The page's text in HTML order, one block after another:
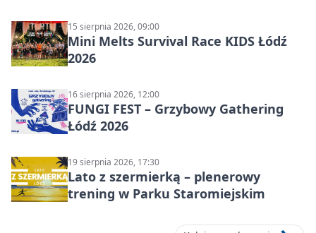
15 sierpnia 2026, 09:00
Mini Melts Survival Race KIDS Łódź
2026
16 sierpnia 2026, 12:00
FUNGI FEST – Grzybowy Gathering
Łódź 2026
19 sierpnia 2026, 17:30
Lato z szermierką – plenerowy
trening w Parku Staromiejskim